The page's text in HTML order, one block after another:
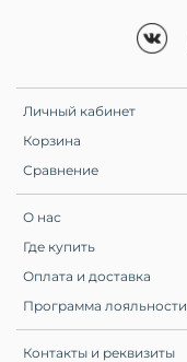
Личный кабинет
Корзина
Сравнение
О нас
Где купить
Оплата и доставка
Программа лояльности
Контакты и реквизиты